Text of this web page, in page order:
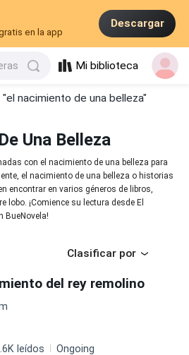
en la app
Descargar
Mi biblioteca
"el nacimiento de una belleza"
Una Belleza
con el nacimiento de una belleza para
el nacimiento de una belleza o historias
encontrar en varios géneros de libros,
lobo. ¡Comience su lectura desde El
BueNovela!
Clasificar por
del rey remolino
leídos Ongoing